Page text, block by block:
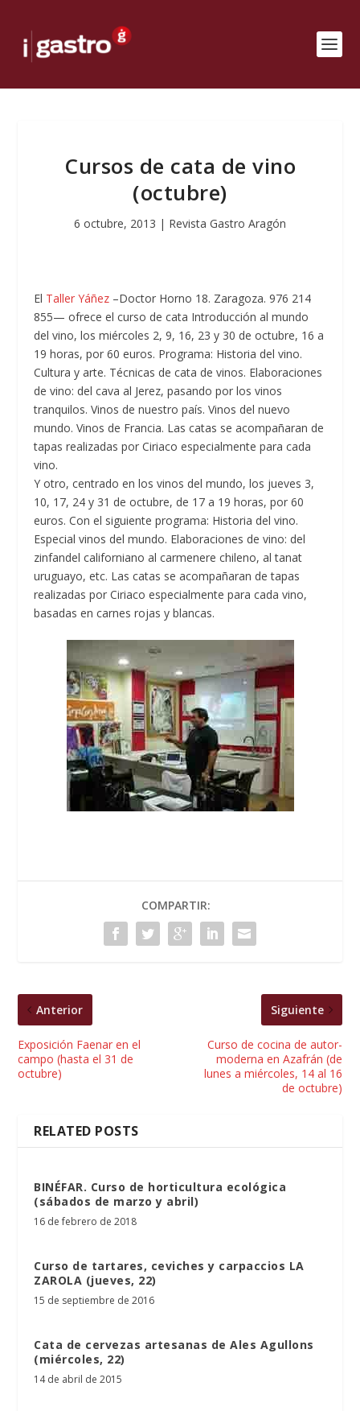
Cursos de cata de vino
(octubre)
6 octubre, 2013 | Revista Gastro Aragón
El Taller Yáñez –Doctor Horno 18. Zaragoza. 976 214
855— ofrece el curso de cata Introducción al mundo
del vino, los miércoles 2, 9, 16, 23 y 30 de octubre, 16 a
19 horas, por 60 euros. Programa: Historia del vino.
Cultura y arte. Técnicas de cata de vinos. Elaboraciones
de vino: del cava al Jerez, pasando por los vinos
tranquilos. Vinos de nuestro país. Vinos del nuevo
mundo. Vinos de Francia. Las catas se acompañaran de
tapas realizadas por Ciriaco especialmente para cada
vino.
Y otro, centrado en los vinos del mundo, los jueves 3,
10, 17, 24 y 31 de octubre, de 17 a 19 horas, por 60
euros. Con el siguiente programa: Historia del vino.
Especial vinos del mundo. Elaboraciones de vino: del
zinfandel californiano al carmenere chileno, al tanat
uruguayo, etc. Las catas se acompañaran de tapas
realizadas por Ciriaco especialmente para cada vino,
basadas en carnes rojas y blancas.
COMPARTIR:
Anterior
Exposición Faenar en el
campo (hasta el 31 de
octubre)
Siguiente
Curso de cocina de autor-
moderna en Azafrán (de
lunes a miércoles, 14 al 16
de octubre)
RELATED POSTS
BINÉFAR. Curso de horticultura ecológica
(sábados de marzo y abril)
16 de febrero de 2018
Curso de tartares, ceviches y carpaccios LA
ZAROLA (jueves, 22)
15 de septiembre de 2016
Cata de cervezas artesanas de Ales Agullons
(miércoles, 22)
14 de abril de 2015